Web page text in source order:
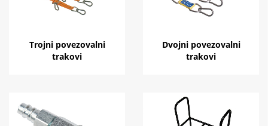
Trojni povezovalni
trakovi
Dvojni povezovalni
trakovi